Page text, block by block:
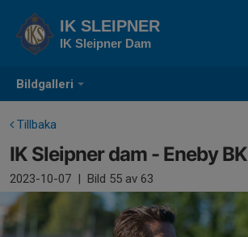
Bildgalleri
IK SLEIPNER
IK Sleipner Dam
Tillbaka
IK Sleipner dam - Eneby BK
2023-10-07 | Bild 55 av 63